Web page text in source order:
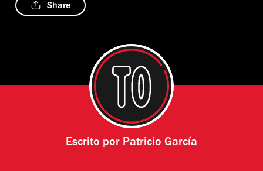
Share
Escrito por Patricio García